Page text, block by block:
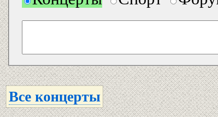
Все концерты